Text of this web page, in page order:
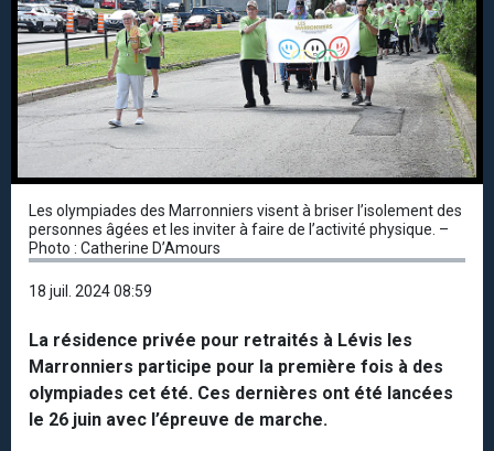
Les olympiades des Marronniers visent à briser l’isolement des
personnes âgées et les inviter à faire de l’activité physique. –
Photo : Catherine D’Amours
18 juil. 2024 08:59
La résidence privée pour retraités à Lévis les
Marronniers participe pour la première fois à des
olympiades cet été. Ces dernières ont été lancées
le 26 juin avec l’épreuve de marche.